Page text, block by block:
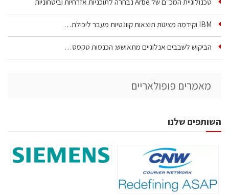
IBM וקידמה מציגות תוצאות קוונטיות מעבר ליכולת…
הביקוש לשבבים אנלוגיים מתאושש: הכנסות טקסס…
מאמרים פופולאריים
השותפים שלנו